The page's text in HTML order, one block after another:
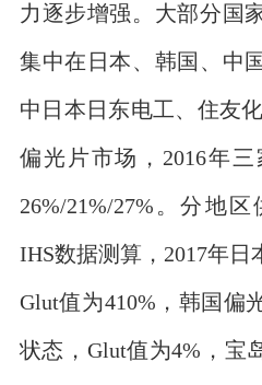
力逐步增强。大部分国
集中在日本、韩国、中
中日本日东电工、住友
偏光片市场，2016年
26%/21%/27%。分地
IHS数据测算，2017年日
Glut值为410%，韩国偏
状态，Glut值为4%，宝